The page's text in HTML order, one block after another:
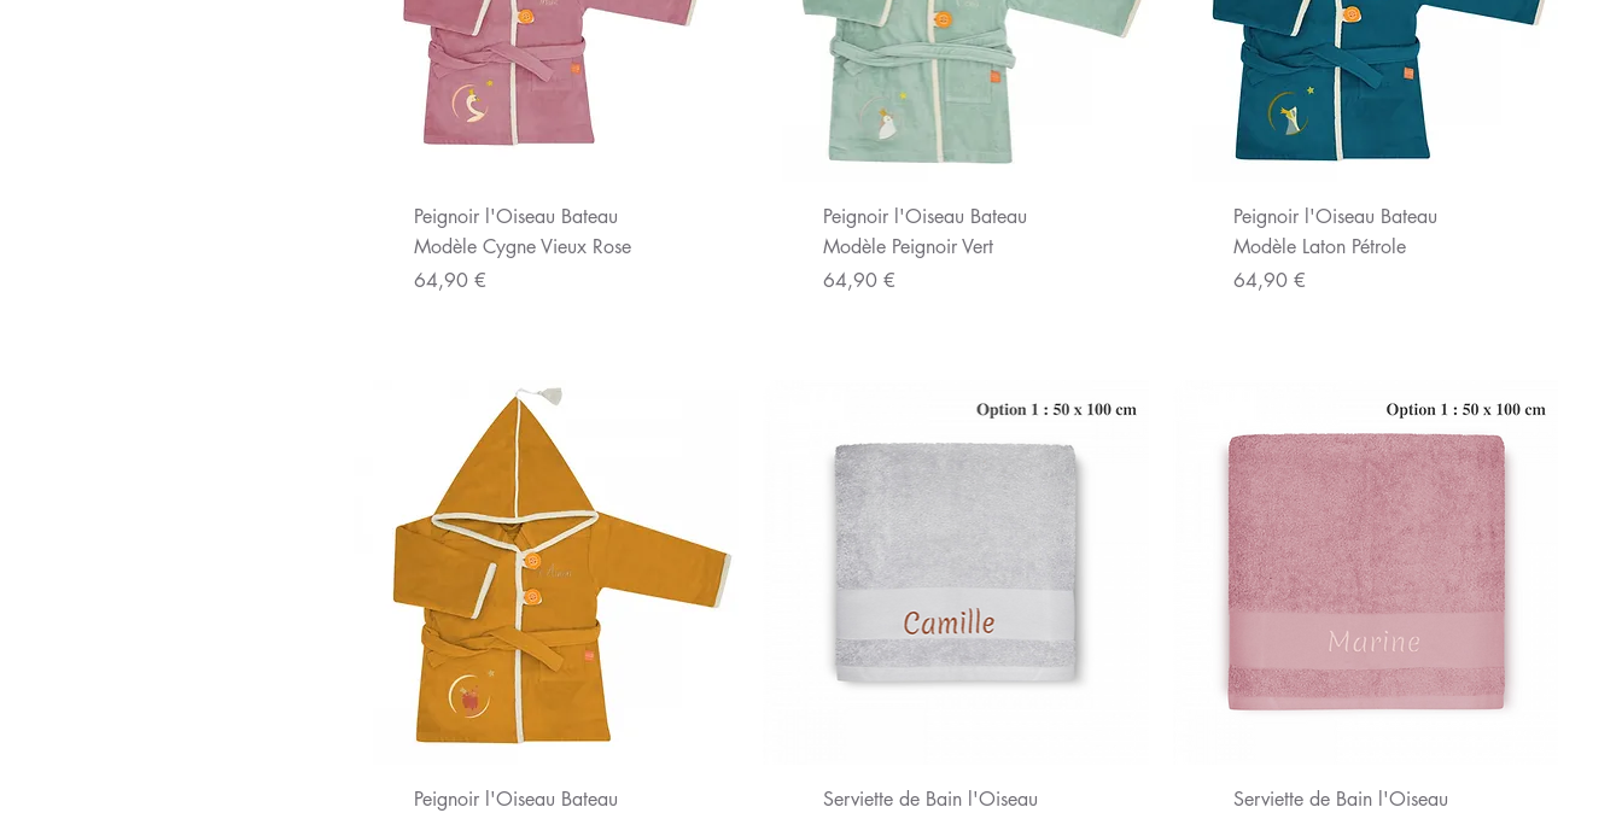
Aperçu rapide
Peignoir l'Oiseau Bateau
Modèle Cygne Vieux Rose
Prix
64,90 €
Aperçu rapide
Peignoir l'Oiseau Bateau
Modèle Peignoir Vert
Prix
64,90 €
Aperçu rapide
Peignoir l'Oiseau Bateau
Modèle Laton Pétrole
Prix
64,90 €
Aperçu rapide
Peignoir l'Oiseau Bateau
Aperçu rapide
Serviette de Bain l'Oiseau
Aperçu rapide
Serviette de Bain l'Oiseau